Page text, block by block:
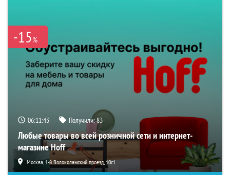
-15%
06:11:43 Получили:83
Любые товары во всей розничной сети и интернет-
магазине Hoff
Москва, 1-й Волоколамский проезд, 10с1